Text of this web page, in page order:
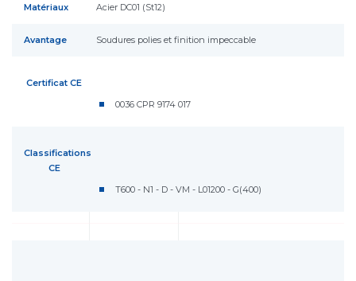
Matériaux Acier DC01 (St12)
Avantage Soudures polies et finition impeccable
Certificat CE
0036 CPR 9174 017
Classifications
CE
T600 - N1 - D - VM - L01200 - G(400)